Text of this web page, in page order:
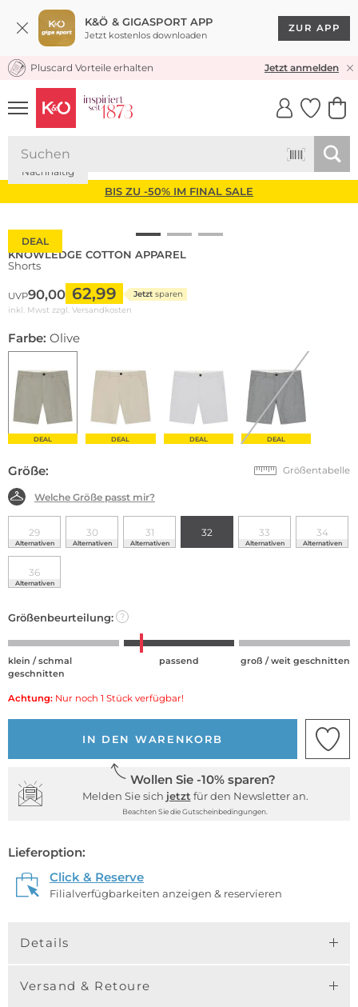
K&Ö & GIGASPORT APP
Jetzt kostenlos downloaden
ZUR APP
KOSTENLOSER VERSAND* & RÜCKVERSAND
Pluscard Vorteile erhalten Jetzt anmelden
UNSERE APP
CLICK &
BIS ZU -50% IM FINAL SALE
DEAL
Nachhaltig
KNOWLEDGE COTTON APPAREL
Shorts
UVP90,00 62,99 Jetzt sparen
inkl. Mwst zzgl. Versandkosten
Farbe: Olive
DEAL DEAL DEAL DEAL
Größe: Größentabelle
Welche Größe passt mir?
29
Alternativen
30
Alternativen
31
Alternativen
32 33
Alternativen
34
Alternativen
36
Alternativen
Größenbeurteilung: ?
klein / schmal
geschnitten
passend groß / weit geschnitten
Achtung: Nur noch 1 Stück verfügbar!
IN DEN WARENKORB
Wollen Sie -10% sparen?
Melden Sie sich jetzt für den Newsletter an.
Beachten Sie die Gutscheinbedingungen.
Lieferoption:
Click & Reserve
Filialverfügbarkeiten anzeigen & reservieren
Details
Versand & Retoure